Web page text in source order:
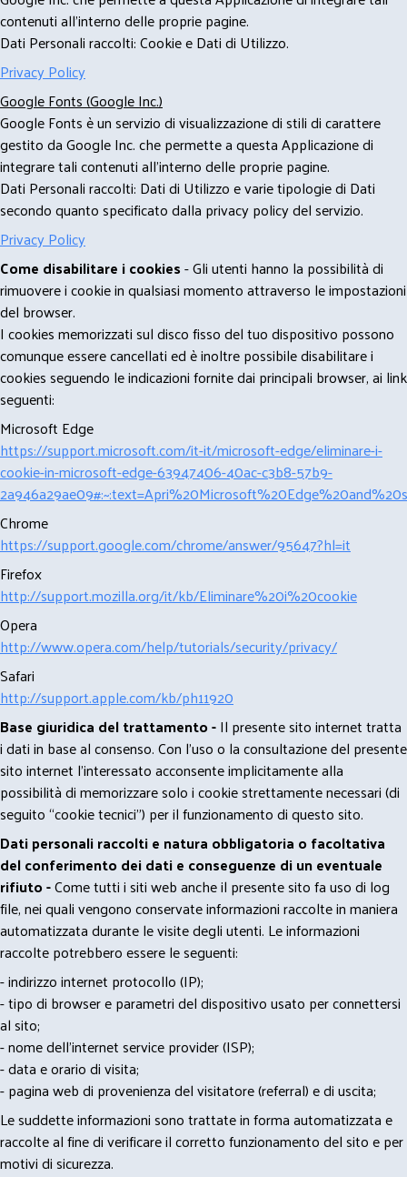
contenuti all'interno delle proprie pagine.
Dati Personali raccolti: Cookie e Dati di Utilizzo.
Privacy Policy
Google Fonts (Google Inc.)
Google Fonts è un servizio di visualizzazione di stili di carattere
gestito da Google Inc. che permette a questa Applicazione di
integrare tali contenuti all'interno delle proprie pagine.
Dati Personali raccolti: Dati di Utilizzo e varie tipologie di Dati
secondo quanto specificato dalla privacy policy del servizio.
Privacy Policy
Come disabilitare i cookies- Gli utenti hanno la possibilità di
rimuovere i cookie in qualsiasi momento attraverso le impostazioni
del browser.
I cookies memorizzati sul disco fisso del tuo dispositivo possono
comunque essere cancellati ed è inoltre possibile disabilitare i
cookies seguendo le indicazioni fornite dai principali browser, ai link
seguenti:
Microsoft Edge
https://support.microsoft.com/it-it/microsoft-edge/eliminare-i-
cookie-in-microsoft-edge-63947406-40ac-c3b8-57b9-
Chrome
https://support.google.com/chrome/answer/95647?hl=it
Firefox
http://support.mozilla.org/it/kb/Eliminare%20i%20cookie
Opera
http://www.opera.com/help/tutorials/security/privacy/
Safari
http://support.apple.com/kb/ph11920
Base giuridica del trattamento -Il presente sito internet tratta
i dati in base al consenso. Con l'uso o la consultazione del presente
sito internet l’interessato acconsente implicitamente alla
possibilità di memorizzare solo i cookie strettamente necessari (di
seguito “cookie tecnici”) per il funzionamento di questo sito.
Dati personali raccolti e natura obbligatoria o facoltativa
del conferimento dei dati e conseguenze di un eventuale
rifiuto -Come tutti i siti web anche il presente sito fa uso di log
file, nei quali vengono conservate informazioni raccolte in maniera
automatizzata durante le visite degli utenti. Le informazioni
raccolte potrebbero essere le seguenti:
- indirizzo internet protocollo (IP);
- tipo di browser e parametri del dispositivo usato per connettersi
al sito;
- nome dell'internet service provider (ISP);
- data e orario di visita;
- pagina web di provenienza del visitatore (referral) e di uscita;
Le suddette informazioni sono trattate in forma automatizzata e
raccolte al fine di verificare il corretto funzionamento del sito e per
motivi di sicurezza.